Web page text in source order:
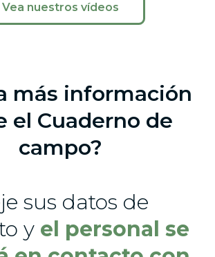
Vea nuestros vídeos
más información
el Cuaderno de
campo?
sus datos de
y el personal se